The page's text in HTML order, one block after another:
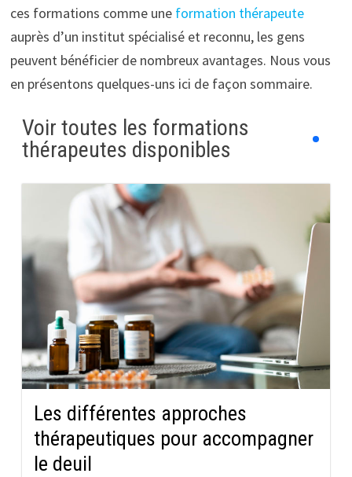
ces formations comme une formation thérapeute
auprès d’un institut spécialisé et reconnu, les gens
peuvent bénéficier de nombreux avantages. Nous vous
en présentons quelques-uns ici de façon sommaire.
Voir toutes les formations
thérapeutes disponibles
Les différentes approches
thérapeutiques pour accompagner
le deuil